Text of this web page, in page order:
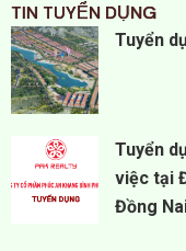
TIN TUYỂN DỤNG
TIN TUYỂN DỤNG
TIN TUYỂN DỤNG
TIN TUYỂN DỤNG
TIN TUYỂN DỤNG
TIN TUYỂN DỤNG
TIN TUYỂN DỤNG
TIN TUYỂN DỤNG
Tuyển
Tuyển
việc tại
Đồng